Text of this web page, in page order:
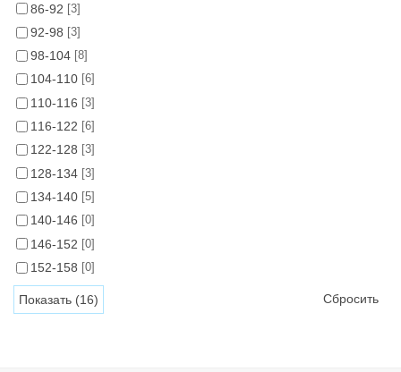
86-92 [3]
92-98 [3]
98-104 [8]
104-110 [6]
110-116 [3]
116-122 [6]
122-128 [3]
128-134 [3]
134-140 [5]
140-146 [0]
146-152 [0]
152-158 [0]
Сбросить